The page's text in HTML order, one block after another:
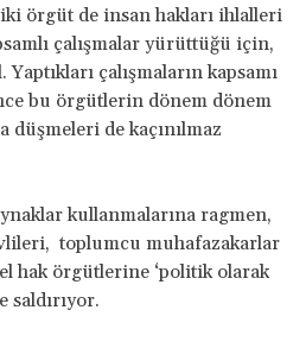
örgüt de insan hakları ihlalleri
çalışmalar yürüttüğü için,
çalışmaların kapsamı
bu örgütlerin dönem dönem
düşmeleri de kaçınılmaz
kullanmalarına ragmen,
toplumcu muhafazakarlar
hak örgütlerine ‘politik olarak
saldırıyor.